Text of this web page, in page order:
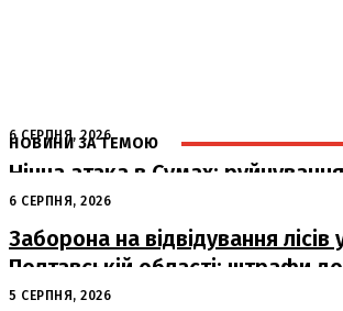
НОВИНИ ЗА ТЕМОЮ
6 СЕРПНЯ, 2026
Нічна атака в Сумах:
жертви від російських авіабомб
6 СЕРПНЯ, 2026
Заборона на відвідування лісів
Полтавській області: штрафи
тисяч гривень
5 СЕРПНЯ, 2026